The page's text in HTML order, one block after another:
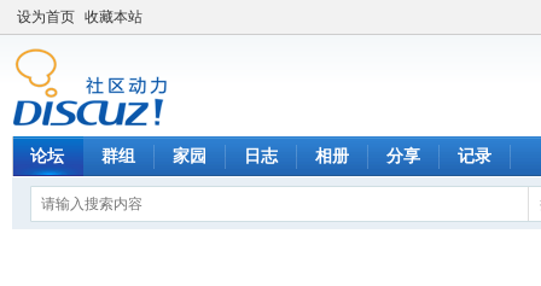
设为首页 收藏本站
论坛 群组 家园 日志 相册 分享 记录